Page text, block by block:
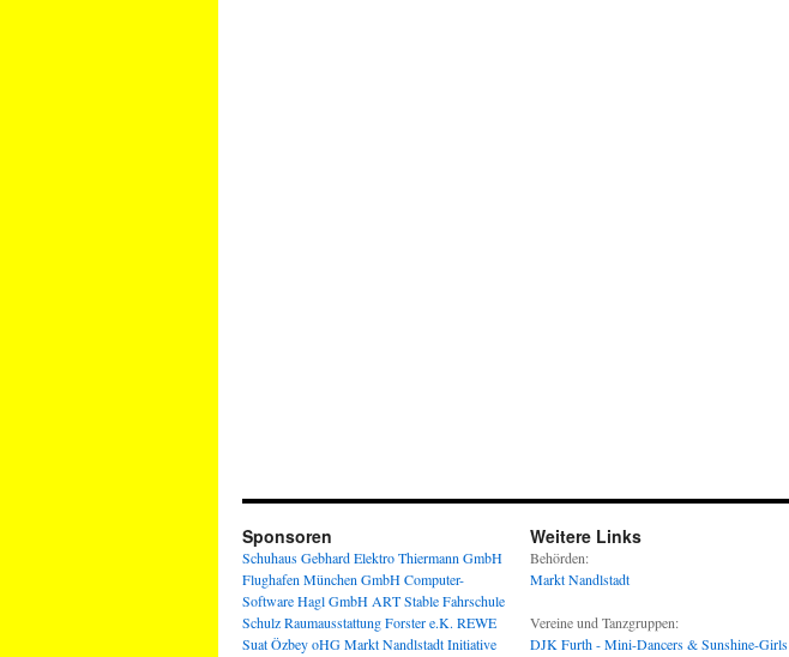
Sponsoren
Schuhaus GebhardElektro Thiermann GmbH
Flughafen München GmbHComputer-
Software Hagl GmbH ART StableFahrschule
SchulzRaumausstattung Forster e.K. REWE
Suat Özbey oHGMarkt NandlstadtInitiative
Weitere Links
Behörden:
Markt Nandlstadt
Vereine und Tanzgruppen:
DJK Furth - Mini-Dancers & Sunshine-Girls